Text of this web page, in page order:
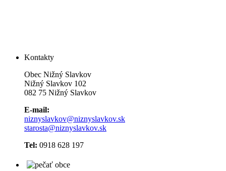
Kontakty
Obec Nižný Slavkov
Nižný Slavkov 102
082 75 Nižný Slavkov
E-mail:
niznyslavkov@niznyslavkov.sk
starosta@niznyslavkov.sk
Tel: 0918 628 197